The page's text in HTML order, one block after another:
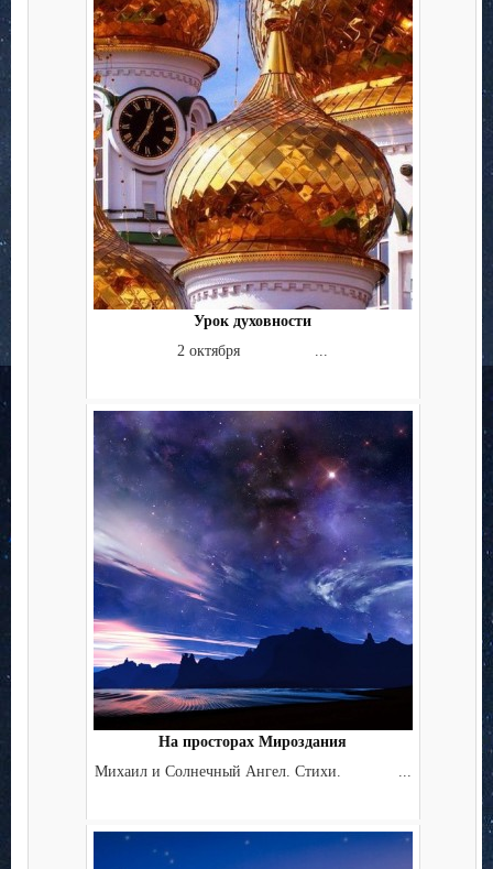
Урок духовности
2 октября ...
На просторах Мироздания
Михаил и Солнечный Ангел. Стихи. ...